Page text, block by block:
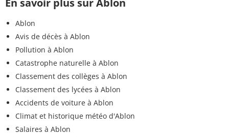
En savoir plus sur Ablon
Ablon
Avis de décès à Ablon
Pollution à Ablon
Catastrophe naturelle à Ablon
Classement des collèges à Ablon
Classement des lycées à Ablon
Accidents de voiture à Ablon
Climat et historique météo d'Ablon
Salaires à Ablon